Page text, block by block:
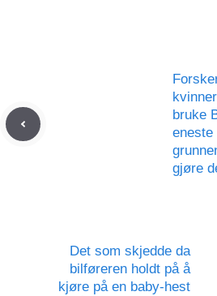
bruke
eneste
gjøre
Det som skjedde da
bilføreren holdt på å
kjøre på en baby-hest